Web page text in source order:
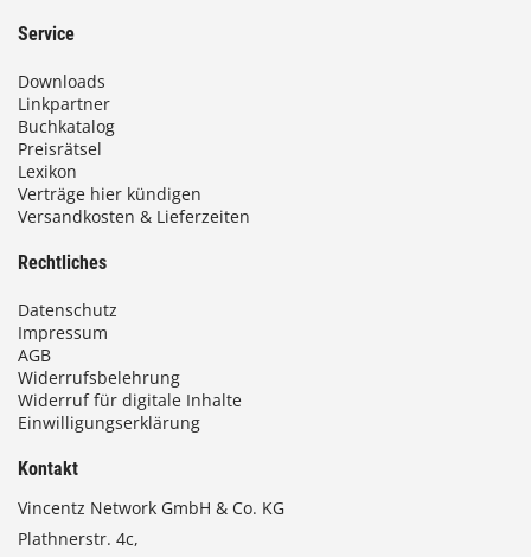
Service
Downloads
Linkpartner
Buchkatalog
Preisrätsel
Lexikon
Verträge hier kündigen
Versandkosten & Lieferzeiten
Rechtliches
Datenschutz
Impressum
AGB
Widerrufsbelehrung
Widerruf für digitale Inhalte
Einwilligungserklärung
Kontakt
Vincentz Network GmbH & Co. KG
Plathnerstr. 4c,